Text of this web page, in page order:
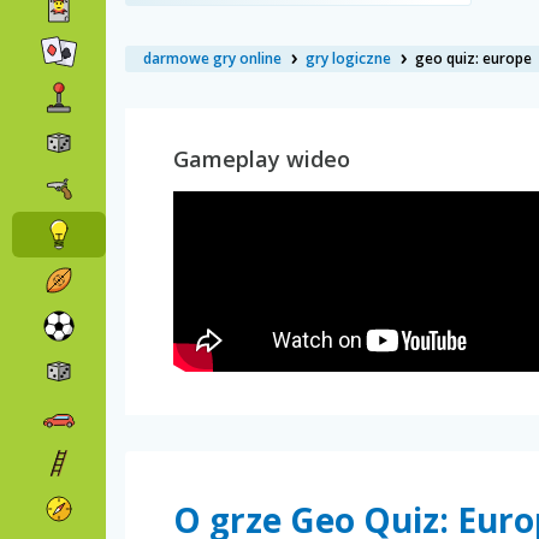
darmowe gry online gry logiczne geo quiz: europe
Gameplay wideo
O grze Geo Quiz: